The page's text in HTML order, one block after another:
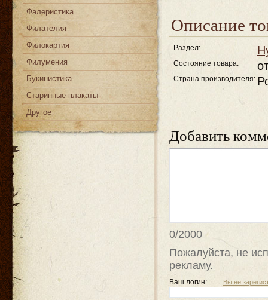
Фалеристика
Филателия
Филокартия
Филумения
Букинистика
Старинные плакаты
Другое
Описание
Раздел:
Состояние товара:
Страна производителя:
Добавить
0/2000
Пожалуйста, не
рекламу.
Вы не
Ваш логин: